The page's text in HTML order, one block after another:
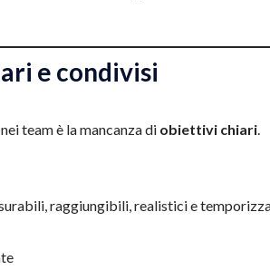
e condivisi
team è la mancanza di obiettivi chiari.
raggiungibili, realistici e